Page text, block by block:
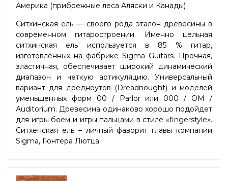
Америка (прибрежные леса Аляски и Канады)
Ситхинская ель — своего рода эталон древесины в
современном гитаростроении. Именно цельная
ситхинская ель используется в 85 % гитар,
изготовленных на фабрике Sigma Guitars. Прочная,
эластичная, обеспечивает широкий динамический
диапазон и четкую артикуляцию. Универсальный
вариант для дредноутов (Dreadnought) и моделей
уменьшенных форм 00 / Parlor или 000 / OM /
Auditorium. Древесина одинаково хорошо подойдет
для игры боем и игры пальцами в стиле «fingerstyle».
Ситхенская ель – личный фаворит главы компании
Sigma, Гюнтера Лютца.